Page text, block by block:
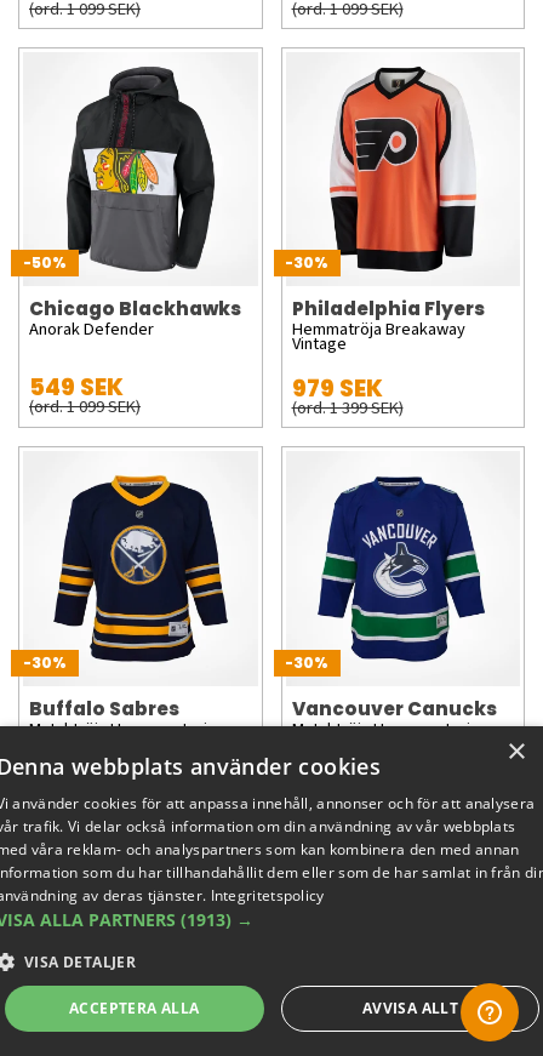
(ord. 1 099 SEK) (ord. 1 099 SEK)
-50%
Chicago Blackhawks
Anorak Defender
549 SEK
(ord. 1 099 SEK)
-30%
Philadelphia Flyers
Hemmatröja Breakaway
Vintage
979 SEK
(ord. 1 399 SEK)
-30%
Buffalo Sabres
Matchtröja Hemma - Junior
(ord. 999 SEK)
-30%
Vancouver Canucks
Matchtröja Hemma - Junior
(ord. 999 SEK)
×
webbplats använder cookies
använder cookies för att anpassa innehåll, annonser och för att analysera
trafik. Vi delar också information om din användning av vår webbplats
våra reklam- och analyspartners som kan kombinera den med annan
som du har tillhandahållit dem eller som de har samlat in från
av deras tjänster. Integritetspolicy
ALLA PARTNERS (1913) →
VISA DETALJER
ACCEPTERA ALLA AVVISA ALLT